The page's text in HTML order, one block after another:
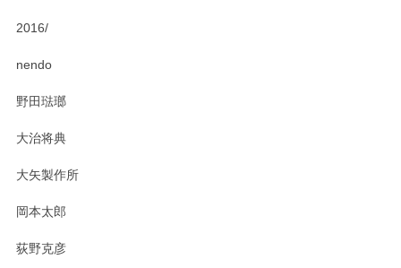
2016/
nendo
野田琺瑯
大治将典
大矢製作所
岡本太郎
荻野克彦